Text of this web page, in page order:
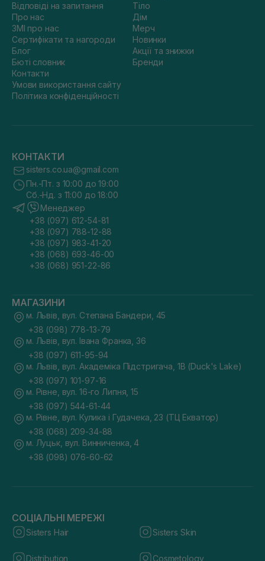
Відповіді на запитання
Про нас
ЗМІ про нас
Сертифікати та нагороди
Блог
Бюті словник
Контакти
Умови використання сайту
Політика конфіденційності
Тіло
Дім
Мерч
Новинки
Акції та знижки
Бренди
КОНТАКТИ
sisters.co.ua@gmail.com
Пн.-Пт. з 10:00 до 19:00
Сб.-Нд. з 11:00 до 18:00
Менеджер
+38 (097) 612-54-81
+38 (097) 788-12-88
+38 (097) 983-41-20
+38 (068) 693-46-00
+38 (068) 951-22-86
МАГАЗИНИ
м. Львів, вул. Степана Бандери, 45
+38 (098) 778-13-79
м. Львів, вул. Івана Франка, 36
+38 (097) 611-95-94
м. Львів, вул. Академіка Підстригача, 1В (Duck's Lake)
+38 (097) 101-97-16
м. Рівне, вул. 16-го Липня, 15
+38 (097) 544-61-44
м. Рівне, вул. Кулика і Гудачека, 23 (ТЦ Екватор)
+38 (068) 209-34-88
м. Луцьк, вул. Винниченка, 4
+38 (098) 076-60-62
СОЦІАЛЬНІ МЕРЕЖІ
Sisters Hair Sisters Skin
Distribution Cosmetology